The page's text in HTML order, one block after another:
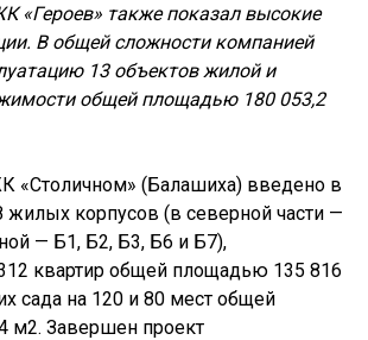
«Героев» также показал высокие
В общей сложности компанией
13 объектов жилой и
общей площадью 180 053,2
«Столичном» (Балашиха) введено в
жилых корпусов (в северной части —
— Б1, Б2, Б3, Б6 и Б7),
квартир общей площадью 135 816
сада на 120 и 80 мест общей
м2. Завершен проект